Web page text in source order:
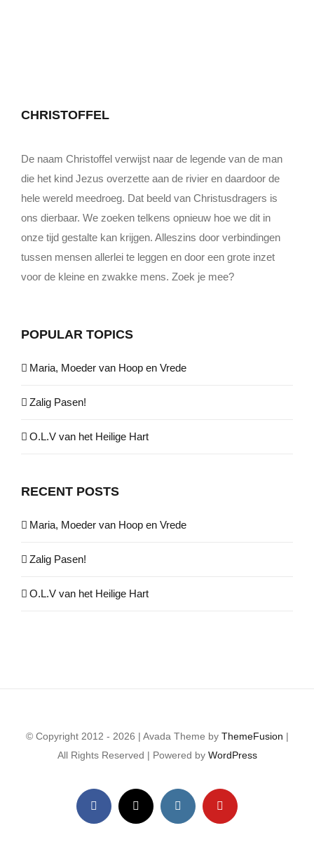
CHRISTOFFEL
De naam Christoffel verwijst naar de legende van de man
die het kind Jezus overzette aan de rivier en daardoor de
hele wereld meedroeg. Dat beeld van Christusdragers is
ons dierbaar. We zoeken telkens opnieuw hoe we dit in
onze tijd gestalte kan krijgen. Alleszins door verbindingen
tussen mensen allerlei te leggen en door een grote inzet
voor de kleine en zwakke mens. Zoek je mee?
POPULAR TOPICS
Maria, Moeder van Hoop en Vrede
Zalig Pasen!
O.L.V van het Heilige Hart
RECENT POSTS
Maria, Moeder van Hoop en Vrede
Zalig Pasen!
O.L.V van het Heilige Hart
© Copyright 2012 - 2026 | Avada Theme by ThemeFusion |
All Rights Reserved | Powered by WordPress